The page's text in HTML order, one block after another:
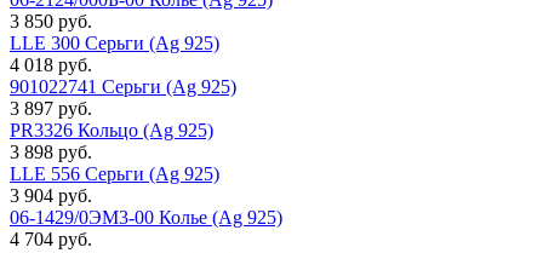
3 850 руб.
LLE 300 Серьги (Ag 925)
4 018 руб.
901022741 Серьги (Ag 925)
3 897 руб.
PR3326 Кольцо (Ag 925)
3 898 руб.
LLE 556 Серьги (Ag 925)
3 904 руб.
06-1429/0ЭМ3-00 Колье (Ag 925)
4 704 руб.